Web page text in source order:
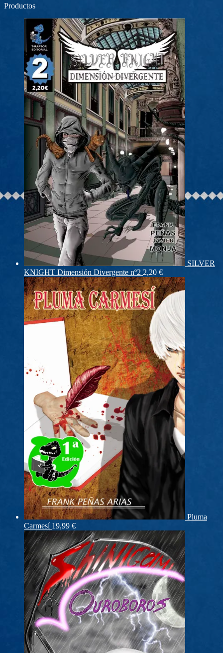
Productos
SILVER
KNIGHT Dimensión Divergente nº2 2,20 €
Pluma
Carmesí 19,99 €